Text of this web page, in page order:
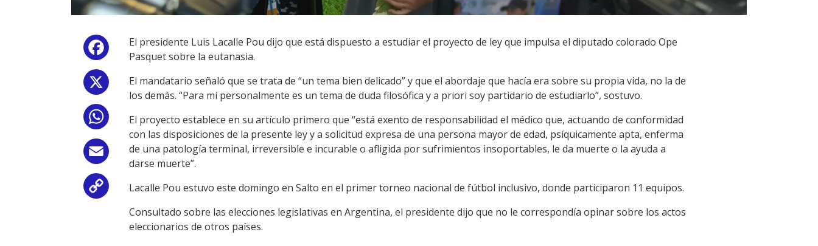
Facebook
WhatsApp
Email
Copy
Link
El presidente Luis Lacalle Pou dijo que está dispuesto a estudiar el proyecto de ley que impulsa el diputado colorado Ope
Pasquet sobre la eutanasia.
El mandatario señaló que se trata de “un tema bien delicado” y que el abordaje que hacía era sobre su propia vida, no la de
los demás. “Para mí personalmente es un tema de duda filosófica y a priori soy partidario de estudiarlo”, sostuvo.
El proyecto establece en su artículo primero que “está exento de responsabilidad el médico que, actuando de conformidad
con las disposiciones de la presente ley y a solicitud expresa de una persona mayor de edad, psíquicamente apta, enferma
de una patología terminal, irreversible e incurable o afligida por sufrimientos insoportables, le da muerte o la ayuda a
darse muerte”.
Lacalle Pou estuvo este domingo en Salto en el primer torneo nacional de fútbol inclusivo, donde participaron 11 equipos.
Consultado sobre las elecciones legislativas en Argentina, el presidente dijo que no le correspondía opinar sobre los actos
eleccionarios de otros países.